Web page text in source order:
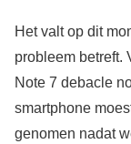
Het valt op dit
probleem betreft.
Note 7 debacle
smartphone
genomen nadat